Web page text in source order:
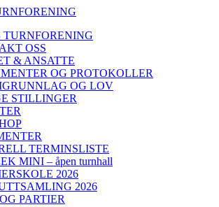
OSS
& ANSATTE
OG PROTOKOLLER
OG LOV
STILLINGER
TERMINSLISTE
MINI – åpen turnhall
2026
2026
PARTIER